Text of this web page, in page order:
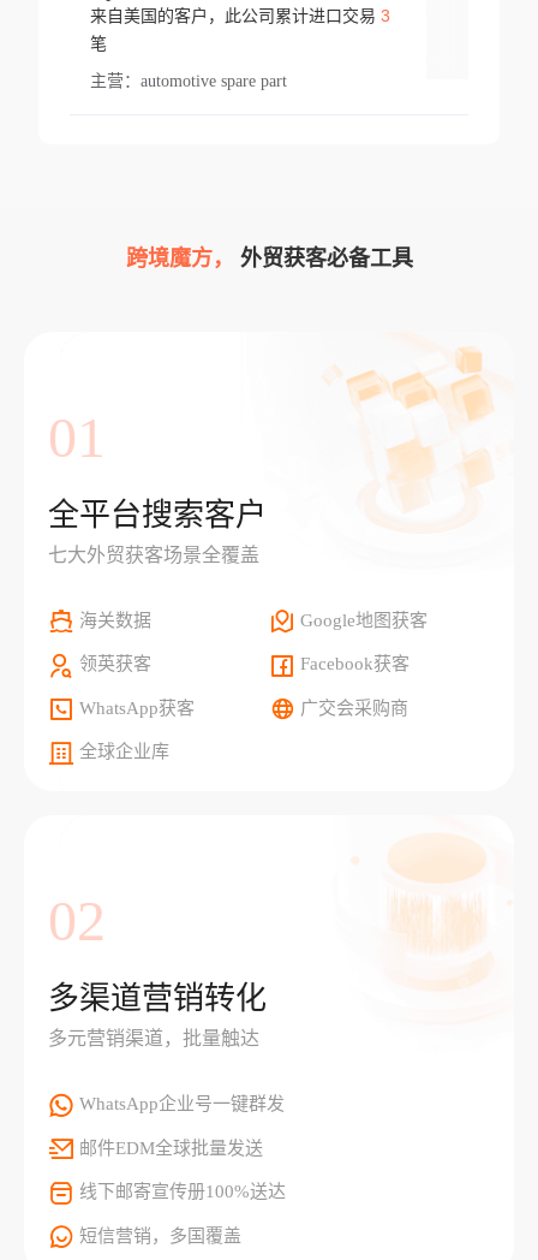
来自美国的客户，此公司累计进口交易 3
笔
主营： automotive spare part
跨境魔方， 外贸获客必备工具
01
全平台搜索客户
七大外贸获客场景全覆盖
海关数据 Google地图获客
领英获客 Facebook获客
WhatsApp获客 广交会采购商
全球企业库
02
多渠道营销转化
多元营销渠道，批量触达
WhatsApp企业号一键群发
邮件EDM全球批量发送
线下邮寄宣传册100%送达
短信营销，多国覆盖